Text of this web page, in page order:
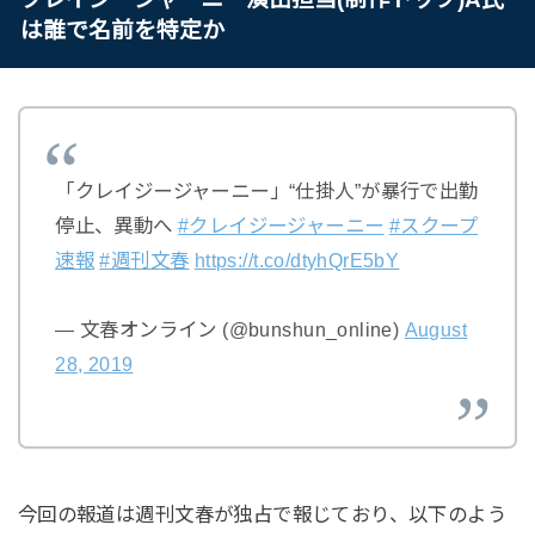
は誰で名前を特定か
「クレイジージャーニー」“仕掛人”が暴行で出勤
停止、異動へ #クレイジージャーニー #スクープ
速報 #週刊文春 https://t.co/dtyhQrE5bY
— 文春オンライン (@bunshun_online) August
28, 2019
今回の報道は週刊文春が独占で報じており、以下のよう